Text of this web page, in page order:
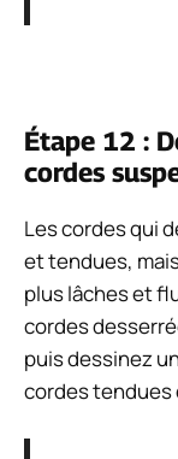
Étape 12 :
cordes
Les cordes qui
et tendues,
plus lâches et
cordes
puis dessinez
cordes tendues